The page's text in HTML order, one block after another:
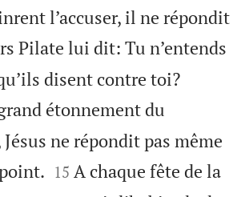
l’accuser, il ne répondit
Pilate lui dit: Tu n’entends
disent contre toi?
étonnement du
ne répondit pas même


15 A chaque fête de la